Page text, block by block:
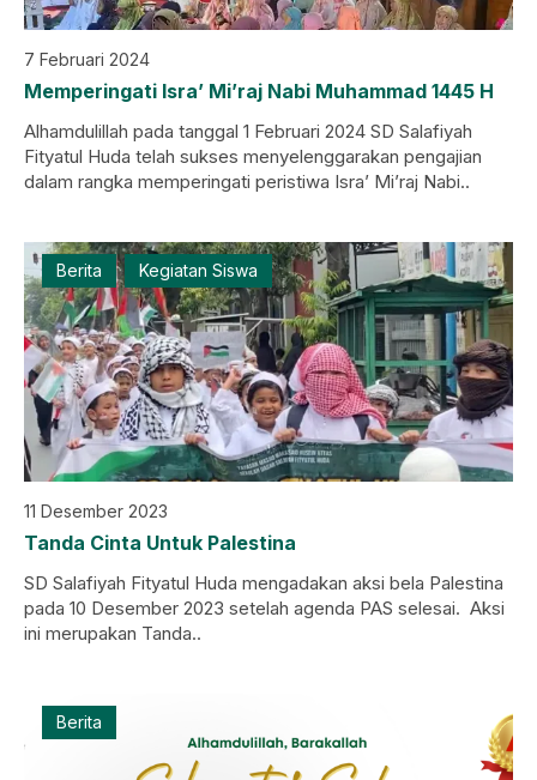
7 Februari 2024
Memperingati Isra’ Mi’raj Nabi Muhammad 1445 H
Alhamdulillah pada tanggal 1 Februari 2024 SD Salafiyah
Fityatul Huda telah sukses menyelenggarakan pengajian
dalam rangka memperingati peristiwa Isra’ Mi’raj Nabi..
Berita Kegiatan Siswa
11 Desember 2023
Tanda Cinta Untuk Palestina
SD Salafiyah Fityatul Huda mengadakan aksi bela Palestina
pada 10 Desember 2023 setelah agenda PAS selesai. Aksi
ini merupakan Tanda..
Berita